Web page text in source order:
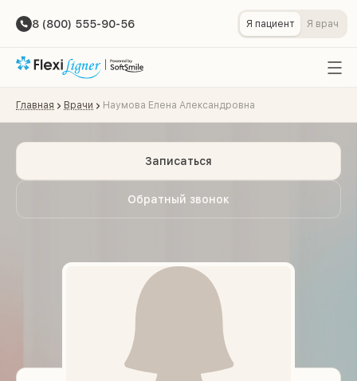
8 (800) 555-90-56 Я пациент Я врач
Главная Врачи Наумова Елена Александровна
Обратный звонок
Записаться